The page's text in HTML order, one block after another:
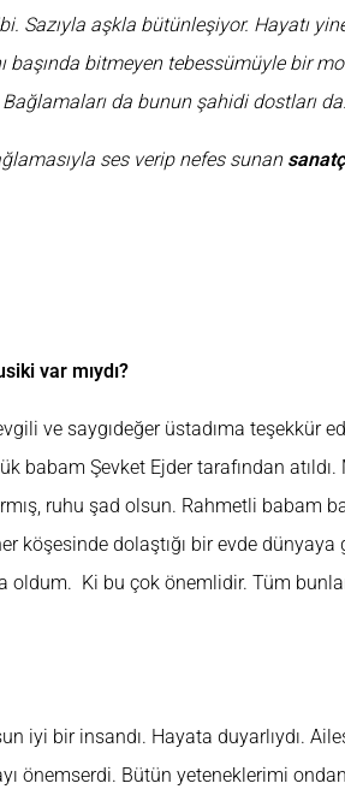
Sazıyla aşkla bütünleşiyor. Hayatı
başında bitmeyen tebessümüyle bir
da bunun şahidi dostları da.
ses verip nefes sunan
var mıydı?
ve saygıdeğer üstadıma teşekkür
babam Şevket Ejder tarafından atıldı.
ruhu şad olsun. Rahmetli babam
köşesinde dolaştığı bir evde dünyaya
oldum. Ki bu çok önemlidir. Tüm
iyi bir insandı. Hayata duyarlıydı.
önemserdi. Bütün yeteneklerimi